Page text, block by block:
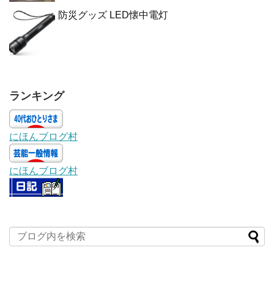
防災グッズ LED懐中電灯
ランキング
にほんブログ村
にほんブログ村